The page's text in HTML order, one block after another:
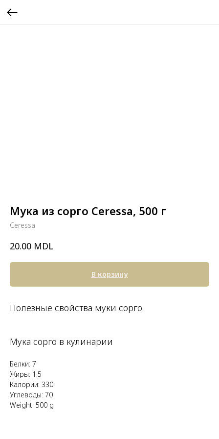
Мука из сорго Ceressa, 500 г
Ceressa
20.00 MDL
В корзину
Полезные свойства муки сорго
Мука сорго в кулинарии
Белки: 7
Жиры: 1.5
Калории: 330
Углеводы: 70
Weight: 500 g